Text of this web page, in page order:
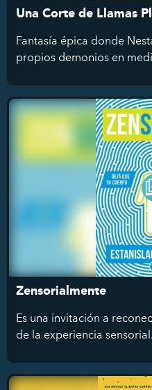
Una Corte de Llamas
Fantasía épica donde
propios demonios en
Zensorialmente
Es una invitación a
de la experiencia